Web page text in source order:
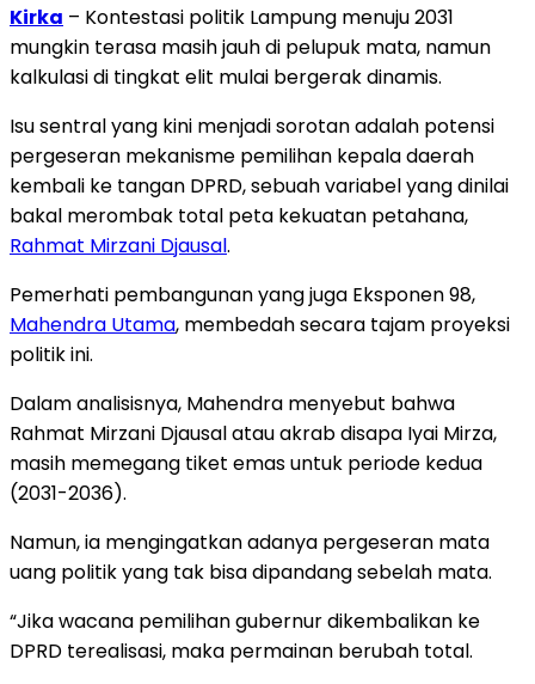
Kirka – Kontestasi politik Lampung menuju 2031
mungkin terasa masih jauh di pelupuk mata, namun
kalkulasi di tingkat elit mulai bergerak dinamis.
Isu sentral yang kini menjadi sorotan adalah potensi
pergeseran mekanisme pemilihan kepala daerah
kembali ke tangan DPRD, sebuah variabel yang dinilai
bakal merombak total peta kekuatan petahana,
Rahmat Mirzani Djausal.
Pemerhati pembangunan yang juga Eksponen 98,
Mahendra Utama, membedah secara tajam proyeksi
politik ini.
Dalam analisisnya, Mahendra menyebut bahwa
Rahmat Mirzani Djausal atau akrab disapa Iyai Mirza,
masih memegang tiket emas untuk periode kedua
(2031-2036).
Namun, ia mengingatkan adanya pergeseran mata
uang politik yang tak bisa dipandang sebelah mata.
“Jika wacana pemilihan gubernur dikembalikan ke
DPRD terealisasi, maka permainan berubah total.